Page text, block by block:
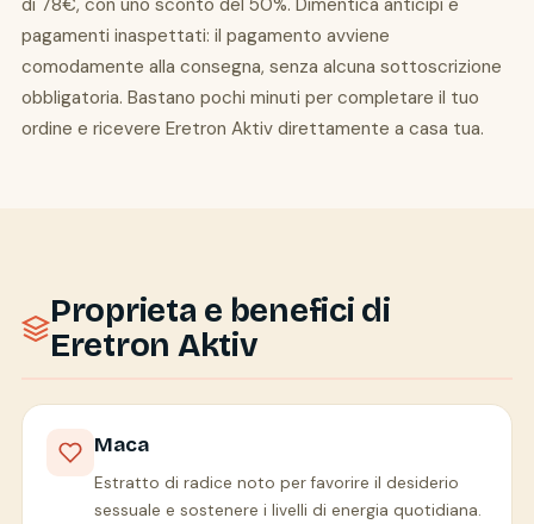
di 78€, con uno sconto del 50%. Dimentica anticipi e
pagamenti inaspettati: il pagamento avviene
comodamente alla consegna, senza alcuna sottoscrizione
obbligatoria. Bastano pochi minuti per completare il tuo
ordine e ricevere Eretron Aktiv direttamente a casa tua.
Proprieta e benefici di
Eretron Aktiv
Maca
Estratto di radice noto per favorire il desiderio
sessuale e sostenere i livelli di energia quotidiana.